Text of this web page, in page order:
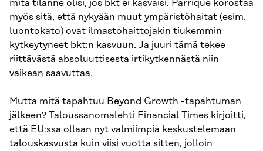
mitä tilanne olisi, jos bkt ei kasvaisi. Parrique korostaa
myös sitä, että nykyään muut ympäristöhaitat (esim.
luontokato) ovat ilmastohaittojakin tiukemmin
kytkeytyneet bkt:n kasvuun. Ja juuri tämä tekee
riittävästä absoluuttisesta irtikytkennästä niin
vaikean saavuttaa.
Mutta mitä tapahtuu Beyond Growth -tapahtuman
jälkeen? Taloussanomalehti Financial Times kirjoitti,
että EU:ssa ollaan nyt valmiimpia keskustelemaan
talouskasvusta kuin viisi vuotta sitten, jolloin